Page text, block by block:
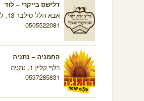
דלישס בייקרי – לוד
אבא הלל סילבר 13, לוד
0505522081
החמניה – נתניה
רלף קליין 1, נתניה
0537285831